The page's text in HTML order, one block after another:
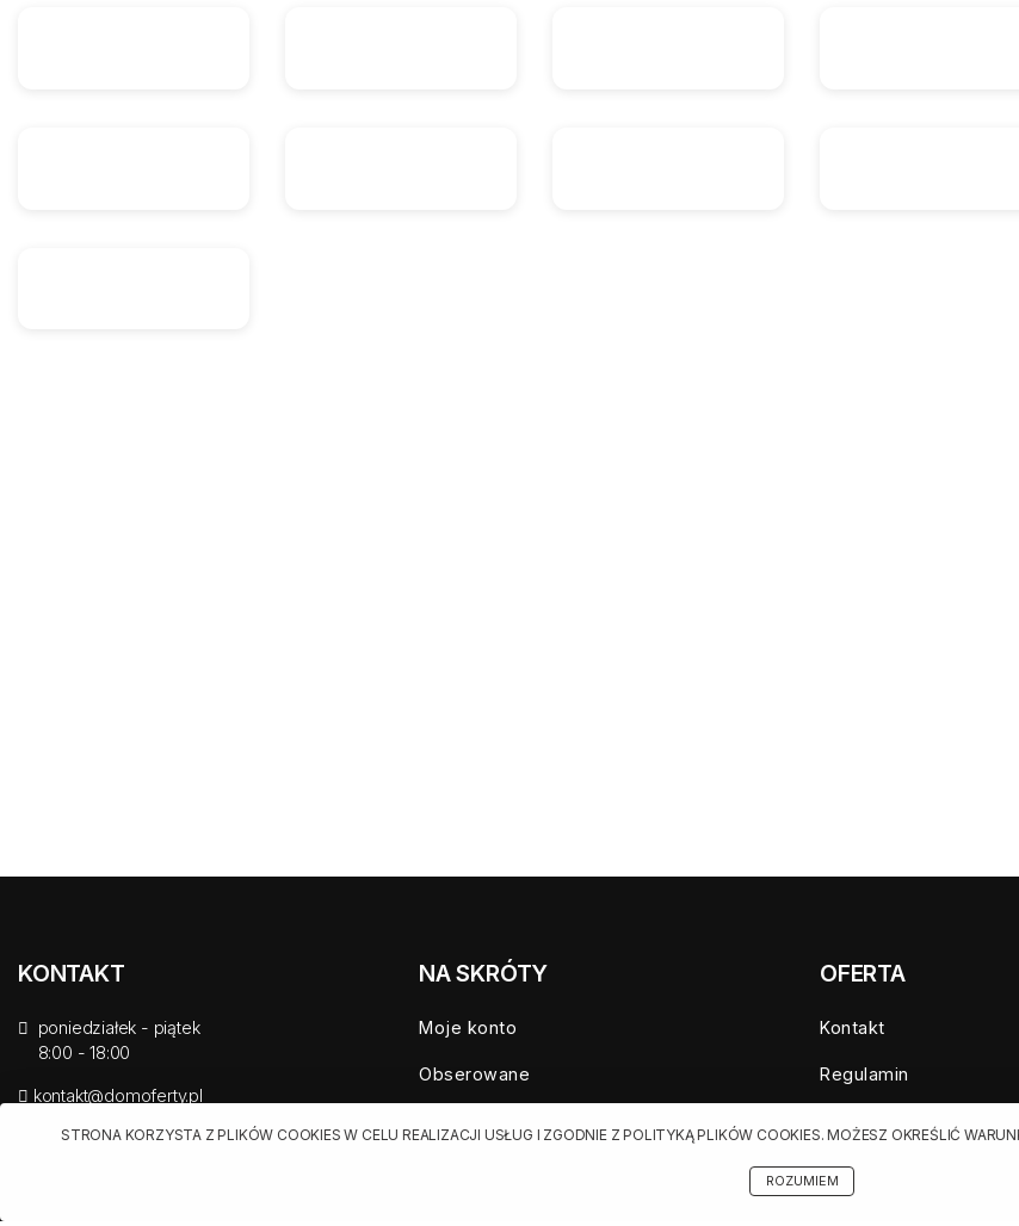
KONTAKT
poniedziałek - piątek
8:00 - 18:00
kontakt@domoferty.pl
NA SKRÓTY
Moje konto
Obserowane
OFERTA
Kontakt
Regulamin
Cennik dla klientów
STRONA KORZYSTA Z PLIKÓW COOKIES W CELU REALIZACJI USŁUG I ZGODNIE Z POLITYKĄ PLIKÓW COOKIES. MOŻESZ OKREŚLIĆ
ROZUMIEM